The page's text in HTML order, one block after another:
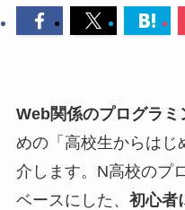
Web関係のプログラミ
めの「高校生からはじ
介します。N高校のプ
ベースにした、 初心者